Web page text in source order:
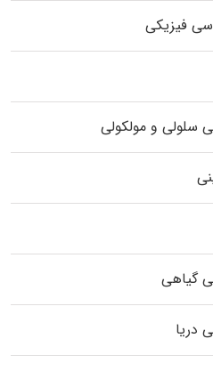
فیزیکی
سلولی و مولکولی
گیاهی
دریا